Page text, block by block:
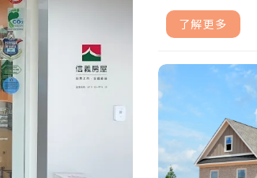
了解更多